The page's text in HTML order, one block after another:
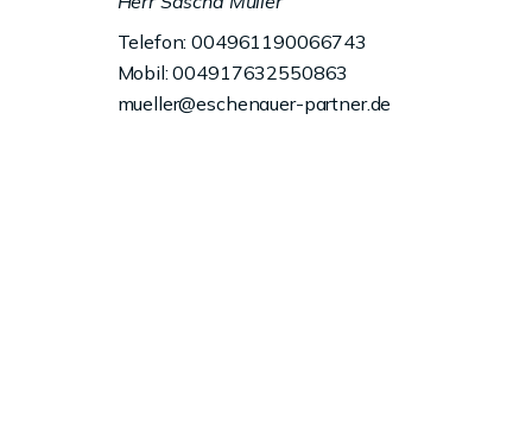
Telefon: 004961190066743
Mobil: 004917632550863
mueller@eschenauer-partner.de